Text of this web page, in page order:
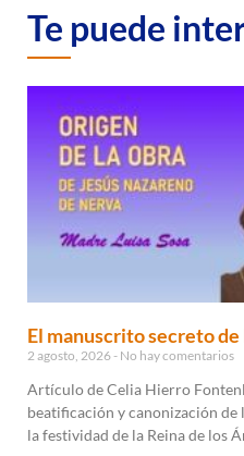
Te puede
El manuscrito secreto de
2 agosto, 2026 No hay comentarios
Artículo de Celia Hierro
beatificación y canonización de
la festividad de la Reina de los